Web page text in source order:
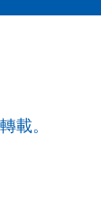
載。